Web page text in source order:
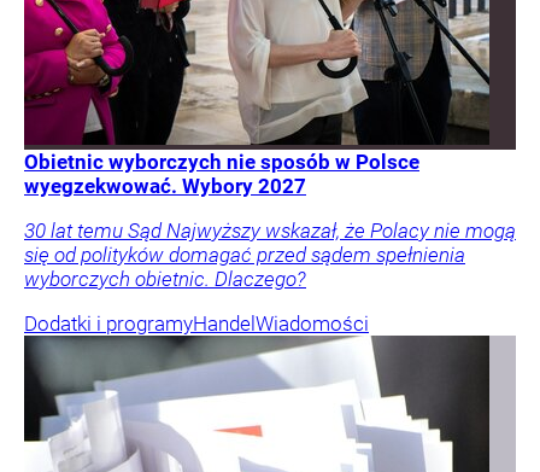
Obietnic wyborczych nie sposób w Polsce
wyegzekwować. Wybory 2027
30 lat temu Sąd Najwyższy wskazał, że Polacy nie mogą
się od polityków domagać przed sądem spełnienia
wyborczych obietnic. Dlaczego?
Dodatki i programyHandelWiadomości